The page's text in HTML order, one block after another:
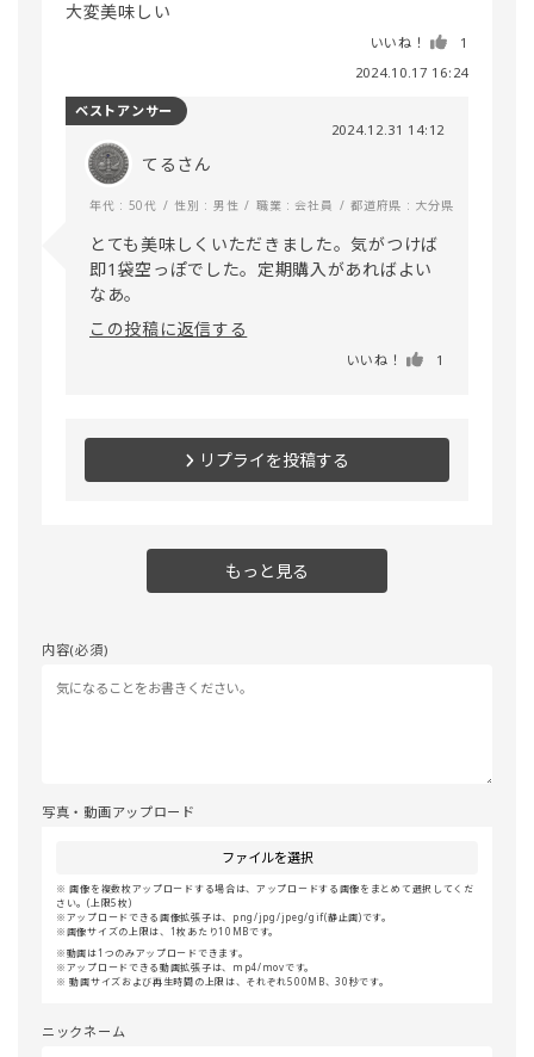
大変美味しい
いいね！
1
2024.10.17 16:24
2024.12.31 14:12
てるさん
年代 : 50代 性別 : 男性 職業 : 会社員 都道府県 : 大分県
とても美味しくいただきました。気がつけば
即1袋空っぽでした。定期購入があればよい
なあ。
この投稿に返信する
いいね！ 1
ベストアンサー
リプライを投稿する
もっと見る
内容(必須)
写真・動画アップロード
ファイルを選択
画像を複数枚アップロードする場合は、アップロードする画像をまとめて選択してくだ
さい。(上限5枚)
アップロードできる画像拡張子は、png/jpg/jpeg/gif(静止画)です。
画像サイズの上限は、1枚あたり10MBです。
動画は1つのみアップロードできます。
アップロードできる動画拡張子は、mp4/movです。
動画サイズおよび再生時間の上限は、それぞれ500MB、30秒です。
ニックネーム